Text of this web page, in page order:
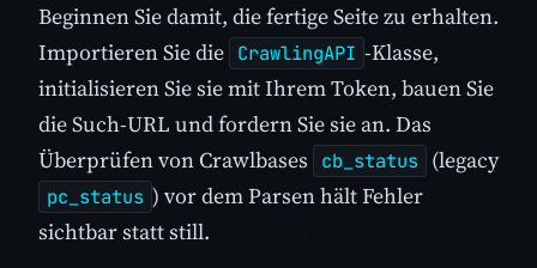
Beginnen Sie damit, die fertige Seite zu erhalten.
Importieren Sie die CrawlingAPI -Klasse,
initialisieren Sie sie mit Ihrem Token, bauen Sie
die Such-URL und fordern Sie sie an. Das
Überprüfen von Crawlbases
cb_status (legacy
pc_status ) vor dem Parsen hält Fehler
sichtbar statt still.